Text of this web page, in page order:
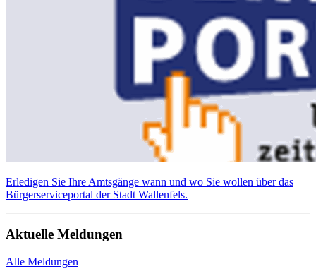
Erledigen Sie Ihre Amtsgänge wann und wo Sie wollen über das
Bürgerserviceportal der Stadt Wallenfels.
Aktuelle Meldungen
Alle Meldungen